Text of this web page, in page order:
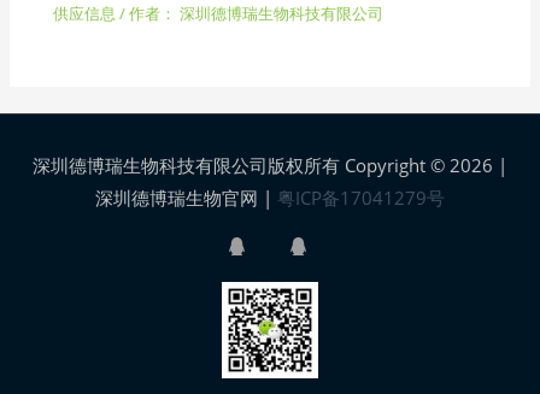
供应信息 / 作者： 深圳德博瑞生物科技有限公司
深圳德博瑞生物科技有限公司版权所有 Copyright © 2026 |
深圳德博瑞生物官网 | 粤ICP备17041279号